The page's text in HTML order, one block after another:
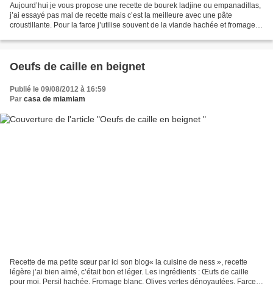
Aujourd’hui je vous propose une recette de bourek ladjine ou empanadillas,
j’ai essayé pas mal de recette mais c’est la meilleure avec une pâte
croustillante. Pour la farce j’utilise souvent de la viande hachée et fromage.
Oeufs de caille en beignet
Publié le 09/08/2012 à 16:59
Par casa de miamiam
Recette de ma petite sœur par ici son blog« la cuisine de ness », recette
légère j’ai bien aimé, c’était bon et léger. Les ingrédients : Œufs de caille
pour moi. Persil hachée. Fromage blanc. Olives vertes dénoyautées. Farce